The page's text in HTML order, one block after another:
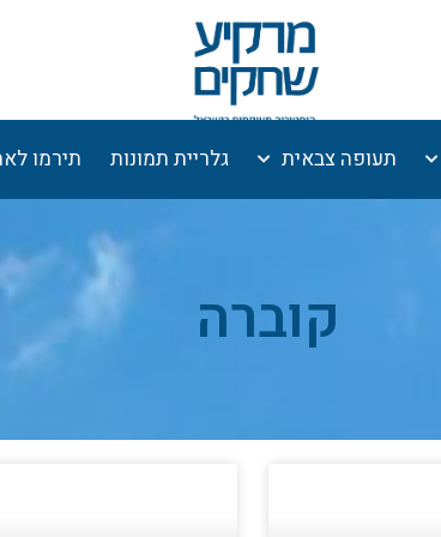
תעופה צבאית גלריית תמונות תירמו
קוברה